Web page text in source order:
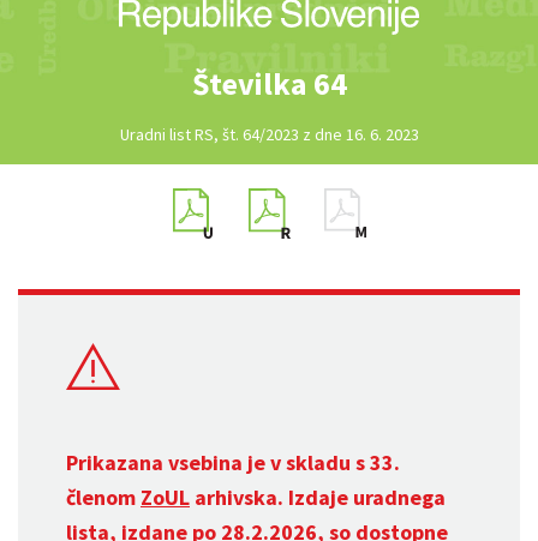
Številka 64
Uradni list RS, št. 64/2023 z dne 16. 6. 2023
Prikazana vsebina je v skladu s 33.
členom ZoUL arhivska. Izdaje uradnega
lista, izdane po 28.2.2026, so dostopne